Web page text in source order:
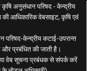
कृषि अनुसंधान परिषद - केन्द्रीय
की आधिकारिक वेबसाइट, कृषि एवं
परिषद-केन्द्रीय कटाई-उपरान्त
और प्रबंधित की जाती है।
वेब सूचना प्रबंधक से संपर्क करें